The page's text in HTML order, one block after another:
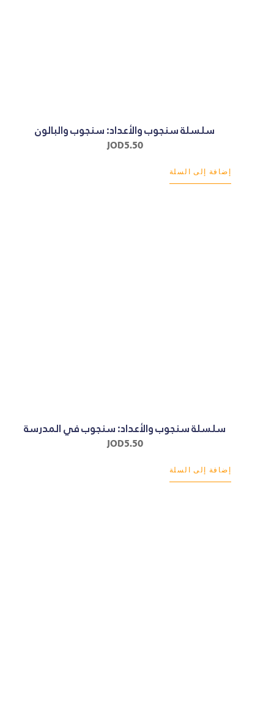
سلسلة سنجوب والأعداد: سنجوب والبالون
JOD5.50
إضافة إلى السلة
سلسلة سنجوب والأعداد: سنجوب في المدرسة
JOD5.50
إضافة إلى السلة